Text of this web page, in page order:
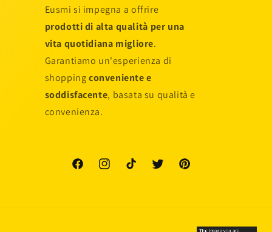
Eusmi si impegna a offrire
prodotti di alta qualità per una
vita quotidiana migliore.
Garantiamo un'esperienza di
shoppingconveniente e
soddisfacente, basata su qualità e
convenienza.
FacebookInstagramTikTok Twitter Pinterest